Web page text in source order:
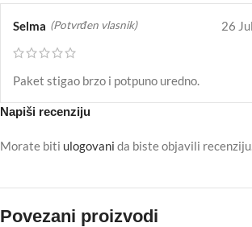
Selma (Potvrđen vlasnik) 26
Paket stigao brzo i potpuno uredno.
Napiši recenziju
Morate biti ulogovani da biste objavili
Povezani proizvodi